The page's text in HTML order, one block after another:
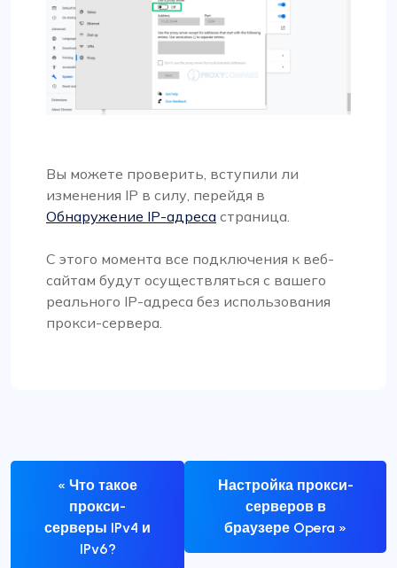
Вы можете проверить, вступили ли
изменения IP в силу, перейдя в
Обнаружение IP-адреса страница.
С этого момента все подключения к веб-
сайтам будут осуществляться с вашего
реального IP-адреса без использования
прокси-сервера.
« Что такое
прокси-
серверы IPv4 и
IPv6?
Настройка прокси-
серверов в
браузере Opera »